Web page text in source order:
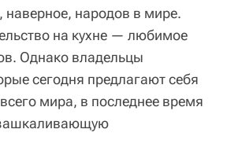
наверное, народов в мире.
на кухне — любимое
Однако владельцы
сегодня предлагают себя
мира, в последнее время